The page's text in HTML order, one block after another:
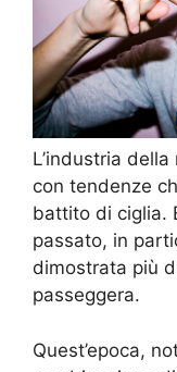
L’industria
con tendenze
battito di ciglia.
passato, in
dimostrata più
passeggera.
Quest’epoca,